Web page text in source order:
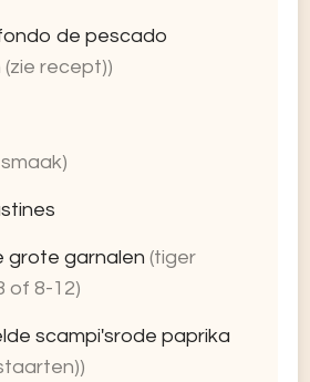
de pescado
(zie recept))
grote garnalen (tiger
of 8-12)
scampi'srode paprika